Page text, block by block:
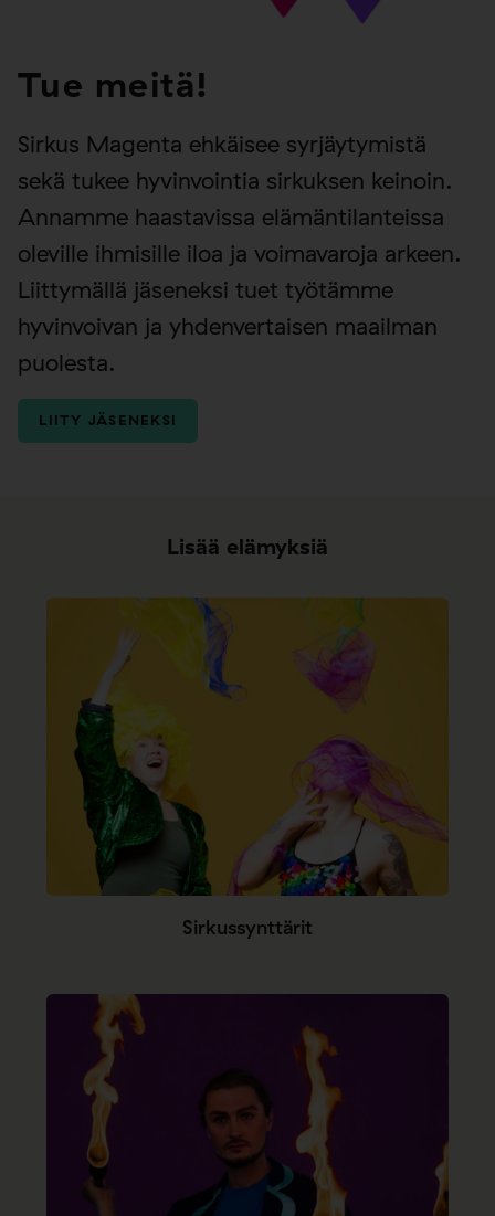
Tue meitä!
Sirkus Magenta ehkäisee syrjäytymistä
sekä tukee hyvinvointia sirkuksen keinoin.
Annamme haastavissa elämäntilanteissa
oleville ihmisille iloa ja voimavaroja arkeen.
Liittymällä jäseneksi tuet työtämme
hyvinvoivan ja yhdenvertaisen maailman
puolesta.
LIITY JÄSENEKSI
Lisää elämyksiä
Sirkussynttärit